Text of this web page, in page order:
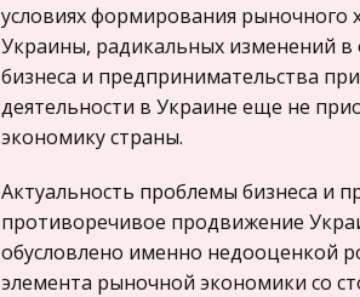
условиях формирования рыночного
Украины, радикальных изменений в
бизнеса и предпринимательства
деятельности в Украине еще не
экономику страны.
Актуальность проблемы бизнеса и
противоречивое продвижение
обусловлено именно недооценкой
элемента рыночной экономики со